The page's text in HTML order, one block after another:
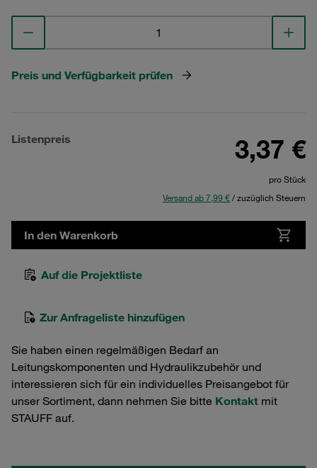
Preis und Verfügbarkeit prüfen
Listenpreis 3,37 €
pro Stück
Versand ab 7,99 €/ zuzüglich Steuern
In den Warenkorb
Auf die Projektliste
Zur Anfrageliste hinzufügen
Sie haben einen regelmäßigen Bedarf an
Leitungskomponenten und Hydraulikzubehör und
interessieren sich für ein individuelles Preisangebot für
unser Sortiment, dann nehmen Sie bitte Kontakt mit
STAUFF auf.